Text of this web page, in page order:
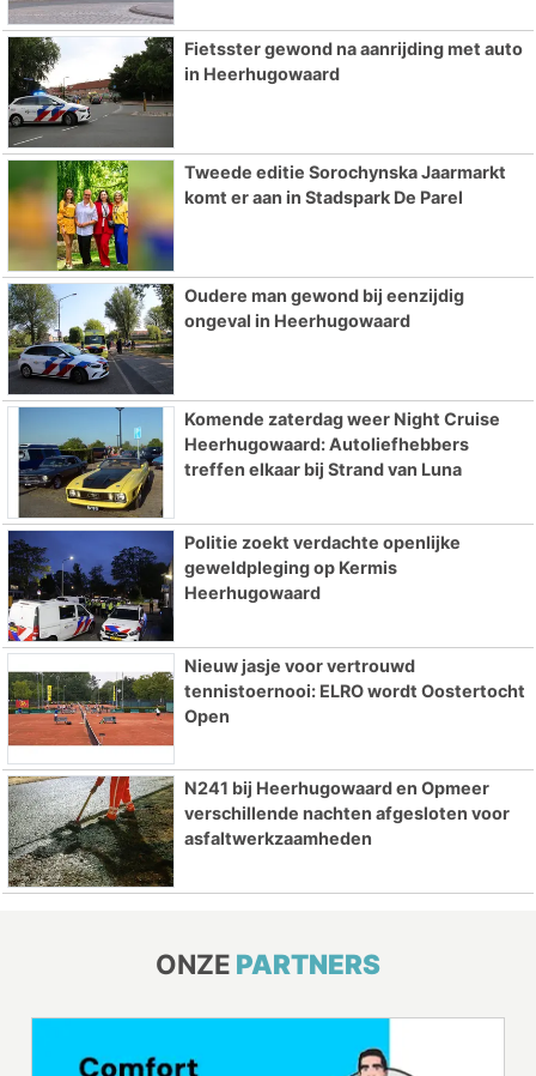
Fietsster gewond na aanrijding met auto
in Heerhugowaard
Tweede editie Sorochynska Jaarmarkt
komt er aan in Stadspark De Parel
Oudere man gewond bij eenzijdig
ongeval in Heerhugowaard
Komende zaterdag weer Night Cruise
Heerhugowaard: Autoliefhebbers
treffen elkaar bij Strand van Luna
Politie zoekt verdachte openlijke
geweldpleging op Kermis
Heerhugowaard
Nieuw jasje voor vertrouwd
tennistoernooi: ELRO wordt Oostertocht
Open
N241 bij Heerhugowaard en Opmeer
verschillende nachten afgesloten voor
asfaltwerkzaamheden
ONZE PARTNERS